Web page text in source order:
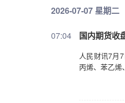
2026-07-07 星期二
07:04 国内期货收
人民财讯7月
丙烯、苯乙烯